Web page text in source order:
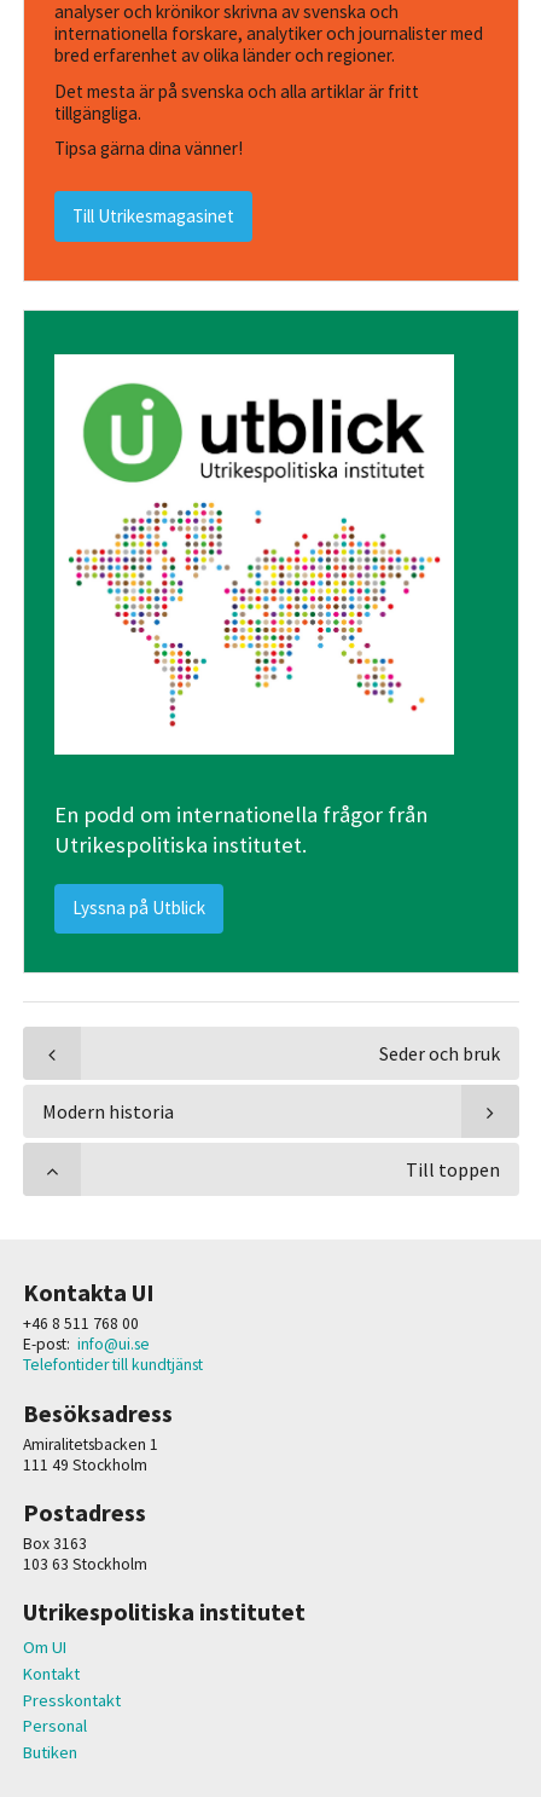
analyser och krönikor skrivna av svenska och
internationella forskare, analytiker och journalister med
bred erfarenhet av olika länder och regioner.
Det mesta är på svenska och alla artiklar är fritt
tillgängliga.
Tipsa gärna dina vänner!
Till Utrikesmagasinet
En podd om internationella frågor från
Utrikespolitiska institutet.
Lyssna på Utblick
Seder och bruk
Modern historia
Till toppen
Kontakta UI
+46 8 511 768 00
E-post: info@ui.se
Telefontider till kundtjänst
Besöksadress
Amiralitetsbacken 1
111 49 Stockholm
Postadress
Box 3163
103 63 Stockholm
Utrikespolitiska institutet
Om UI
Kontakt
Presskontakt
Personal
Butiken